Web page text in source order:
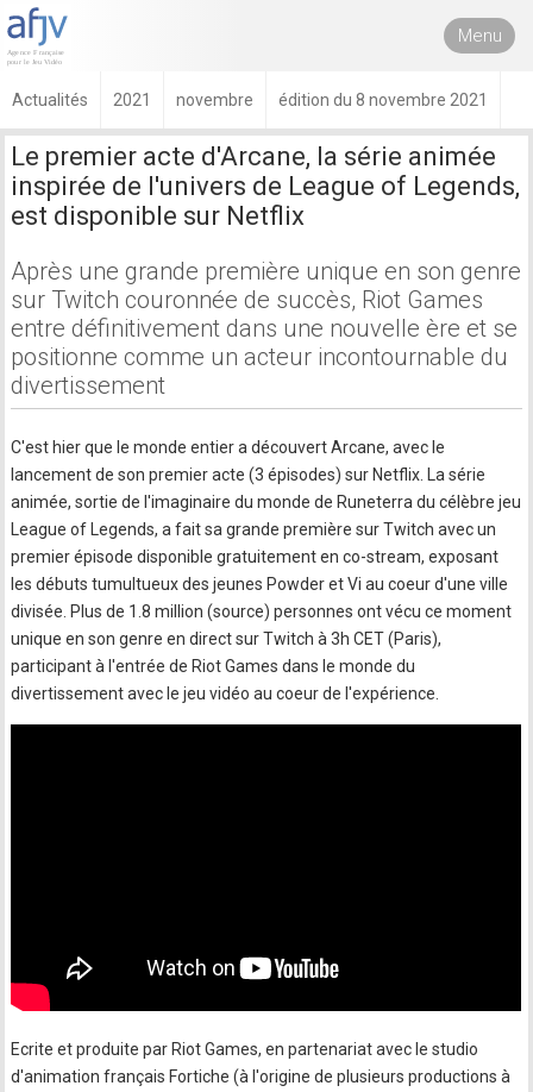
Menu
Actualités 2021 novembre édition du 8 novembre 2021
Le premier acte d'Arcane, la série animée
inspirée de l'univers de League of Legends,
est disponible sur Netflix
Après une grande première unique en son genre
sur Twitch couronnée de succès, Riot Games
entre définitivement dans une nouvelle ère et se
positionne comme un acteur incontournable du
divertissement
C'est hier que le monde entier a découvert Arcane, avec le
lancement de son premier acte (3 épisodes) sur Netflix. La série
animée, sortie de l'imaginaire du monde de Runeterra du célèbre jeu
League of Legends, a fait sa grande première sur Twitch avec un
premier épisode disponible gratuitement en co-stream, exposant
les débuts tumultueux des jeunes Powder et Vi au coeur d'une ville
divisée. Plus de 1.8 million (source) personnes ont vécu ce moment
unique en son genre en direct sur Twitch à 3h CET (Paris),
participant à l'entrée de Riot Games dans le monde du
divertissement avec le jeu vidéo au coeur de l'expérience.
Ecrite et produite par Riot Games, en partenariat avec le studio
d'animation français Fortiche (à l'origine de plusieurs productions à